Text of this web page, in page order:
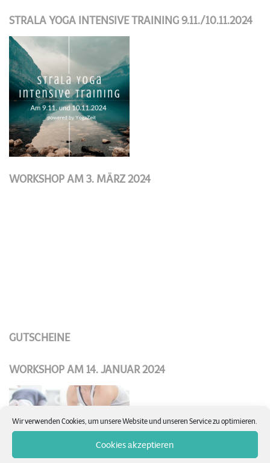
Wir verwenden Cookies, um unsere Website und unseren Service zu optimieren.
Cookies akzeptieren
STRALA YOGA INTENSIVE TRAINING 9.11./10.11.2024
WORKSHOP AM 3. MÄRZ 2024
GUTSCHEINE
WORKSHOP AM 14. JANUAR 2024